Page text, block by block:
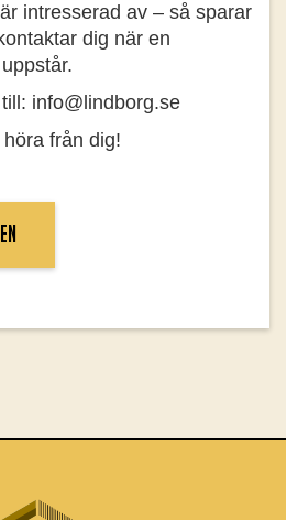
intresserad av – så sparar
dig när en
info@lindborg.se
från dig!